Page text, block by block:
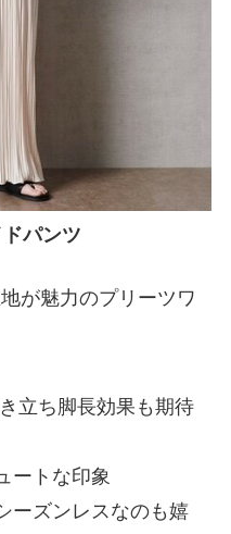
パンツ
が魅力のプリーツワ
立ち脚長効果も期待
ートな印象
ーズンレスなのも嬉